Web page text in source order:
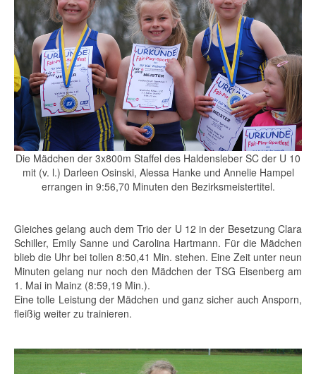
Die Mädchen der 3x800m Staffel des Haldensleber SC der U 10
mit (v. l.) Darleen Osinski, Alessa Hanke und Annelie Hampel
errangen in 9:56,70 Minuten den Bezirksmeistertitel.
Gleiches gelang auch dem Trio der U 12 in der Besetzung Clara
Schiller, Emily Sanne und Carolina Hartmann. Für die Mädchen
blieb die Uhr bei tollen 8:50,41 Min. stehen. Eine Zeit unter neun
Minuten gelang nur noch den Mädchen der TSG Eisenberg am
1. Mai in Mainz (8:59,19 Min.).
Eine tolle Leistung der Mädchen und ganz sicher auch Ansporn,
fleißig weiter zu trainieren.